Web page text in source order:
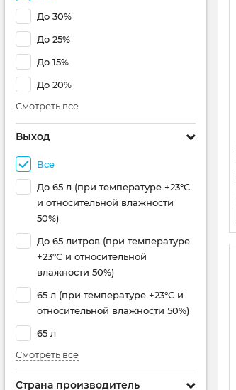
До 30%
До 25%
До 15%
До 20%
Смотреть все
Выход
Все
До 65 л (при температуре +23°С
и относительной влажности
50%)
До 65 литров (при температуре
+23°С и относительной
влажности 50%)
65 л (при температуре +23°С и
относительной влажности 50%)
65 л
Смотреть все
Страна производитель